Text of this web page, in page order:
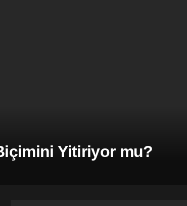
Yitiriyor mu?